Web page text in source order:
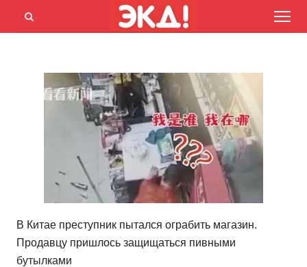
Menu
Открыть
В Китае преступник пытался ограбить магазин.
Продавцу пришлось защищаться пивными
бутылками